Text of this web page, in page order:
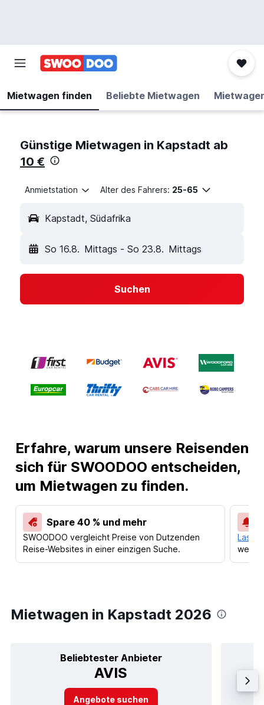
Mietwagen finden Beliebte Mietwagen
Günstige Mietwagen in Kapstadt ab
10 €
Anmietstation Alter des Fahrers: 25-65
Kapstadt, Südafrika
So 16.8. Mittags - So 23.8. Mittags
Suchen
Erfahre, warum unsere Reisenden
sich für SWOODOO entscheiden,
um Mietwagen zu finden.
Spare 40 % und mehr
SWOODOO vergleicht Preise von Dutzenden
Reise-Websites in einer einzigen Suche.
Lass
Mietwagen in Kapstadt 2026
Beliebtester Anbieter
AVIS
Angebote suchen